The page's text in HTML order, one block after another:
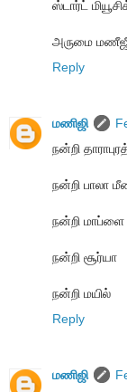
ஸ்டார்ட்
அருமை
Reply
மணிஜி
நன்றி
நன்றி பாலா
நன்றி
நன்றி சூர்யா
நன்றி மயில்
Reply
மணிஜி